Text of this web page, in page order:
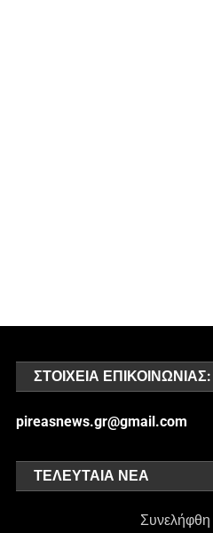
ΣΤΟΙΧΕΊΑ ΕΠΙΚΟΙΝΩΝΊΑΣ:
pireasnews.gr@gmail.com
ΤΕΛΕΥΤΑΊΑ ΝΈΑ